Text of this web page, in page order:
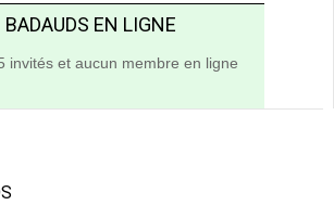
BADAUDS EN LIGNE
invités et aucun membre en ligne